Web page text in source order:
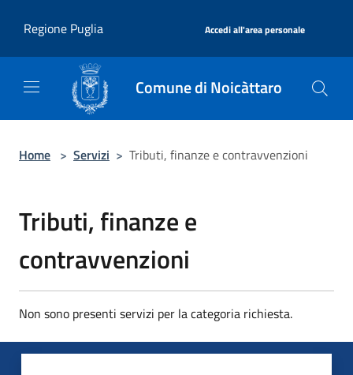
Regione Puglia
Accedi all'area personale
Comune di Noicàttaro
Home > Servizi > Tributi, finanze e contravvenzioni
Tributi, finanze e
contravvenzioni
Non sono presenti servizi per la categoria richiesta.